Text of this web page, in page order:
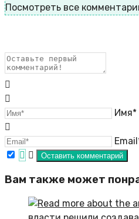
Посмотреть все
Имя*
Вам также может